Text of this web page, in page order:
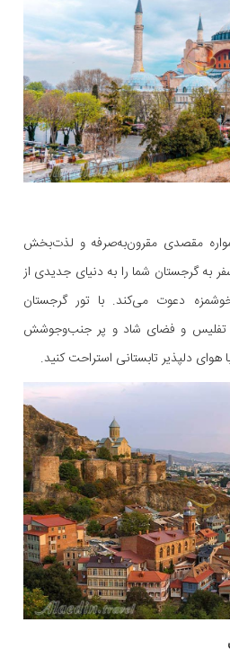
مقصدی مقرون‌به‌صرفه و لذت‌بخش
به گرجستان شما را به دنیای جدیدی از
دعوت می‌کند. با تور گرجستان
تفلیس و فضای شاد و پر جنب‌و‌جوشش
هوای دلپذیر تابستانی استراحت کنید.